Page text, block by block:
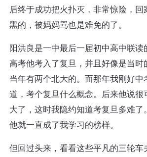
后终于成功把火扑灭，非常惊险，回
黑的，被妈妈骂也是难免的了。
阳洪良是一中最后一届初中高中联读
高考他考入了复旦，并且好像是当时
当年有两个北大的。而那年我刚好中
道，考个复旦什么概念。后来他说很
大了，这时我隐约知道考复旦多难了
他就一直成了我学习的榜样。
但回过头来，看看这些平凡的三轮车